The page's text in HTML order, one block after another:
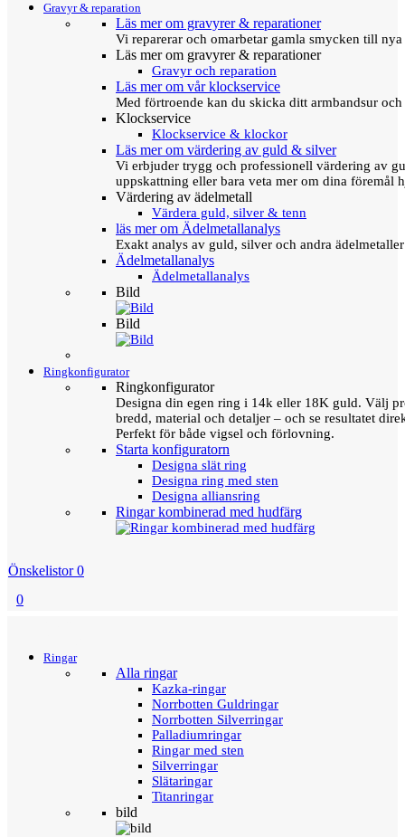
Gravyr & reparation
Läs mer om gravyrer & reparationer
Vi reparerar och omarbetar gamla smycken till
Läs mer om gravyrer & reparationer
Gravyr och reparation
Läs mer om vår klockservice
Med förtroende kan du skicka ditt armbandsur
Klockservice
Klockservice & klockor
Läs mer om värdering av guld & silver
Vi erbjuder trygg och professionell värdering av
uppskattning eller bara veta mer om dina föremål
Värdering av ädelmetall
Värdera guld, silver & tenn
läs mer om Ädelmetallanalys
Exakt analys av guld, silver och andra
Ädelmetallanalys
Ädelmetallanalys
Bild
Bild
Ringkonfigurator
Ringkonfigurator
Designa din egen ring i 14k eller 18K guld. Välj
bredd, material och detaljer – och se resultatet
Perfekt för både vigsel och förlovning.
Starta konfiguratorn
Designa slät ring
Designa ring med sten
Designa alliansring
Ringar kombinerad med hudfärg
Önskelistor 0
0
Ringar
Alla ringar
Kazka-ringar
Norrbotten Guldringar
Norrbotten Silverringar
Palladiumringar
Ringar med sten
Silverringar
Slätaringar
Titanringar
bild